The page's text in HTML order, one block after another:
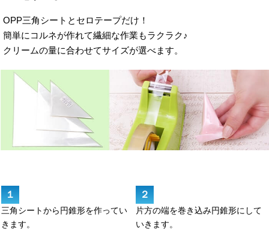
OPP三角シートとセロテープだけ！
簡単にコルネが作れて繊細な作業もラクラク♪
クリームの量に合わせてサイズが選べます。
１
三角シートから円錐形を作ってい
きます。
２
片方の端を巻き込み円錐形にして
いきます。